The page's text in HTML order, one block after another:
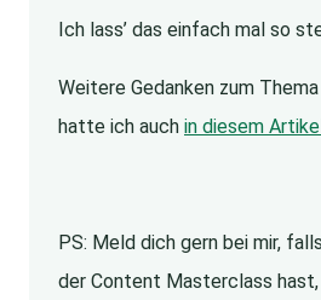
Ich lass’ das einfach mal so
Weitere Gedanken zum Thema
hatte ich auch in diesem
PS: Meld dich gern bei mir,
der Content Masterclass